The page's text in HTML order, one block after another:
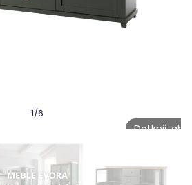
Dotknij,
1/6